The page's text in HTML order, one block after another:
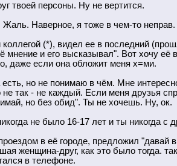
твоей персоны. Ну не вертится.
Наверное, я тоже в чем-то
коллегой (*), видел ее в последний
мнение и его высказывал". Вот хочу
даже если она обложит меня х=ми.
но не понимаю в чём. Мне
не так - не каждый. Если меня друзья
но без обид". Ты не хочешь. Ну, ок.
не было 16-17 лет и ты никогда с
в её городе, предложил
женщина-друг, как это было тогда.
в телефоне.